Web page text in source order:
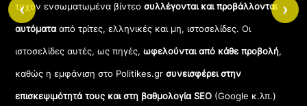
τυχόν ενσωματωμένα βίντεοσυλλέγονται και προβάλλονται
αυτόματααπό τρίτες, ελληνικές και μη, ιστοσελίδες. Οι
ιστοσελίδες αυτές, ως πηγές,ωφελούνται από κάθε προβολή,
καθώς η εμφάνιση στο Politikes.gr συνεισφέρει στην
επισκεψιμότητά τους και στη βαθμολογία SEO (Google κ.λπ.)
‹ ›